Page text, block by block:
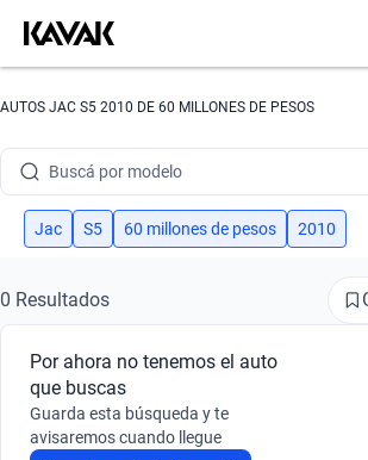
AUTOS JAC S5 2010 DE 60 MILLONES DE PESOS
Buscá por modelo
Buscá por versión
Buscá por marca
Buscá por modelo
Buscá por versión
Jac S5 60 millones de pesos 2010
0 Resultados
Por ahora no tenemos el auto
que buscas
Guarda esta búsqueda y te
avisaremos cuando llegue